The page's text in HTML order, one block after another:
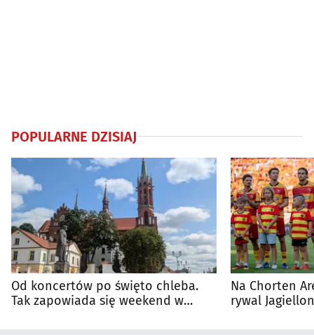
POPULARNE DZISIAJ
Od koncertów po święto chleba.
Tak zapowiada się weekend w
Na Chorten
rywal